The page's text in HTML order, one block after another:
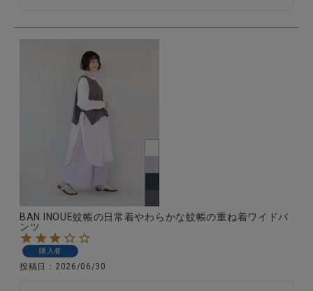
BAN INOUE蚊帳の日常着やわらかな蚊帳の重ね着ワイドパ
ンツ
購入者
投稿日 2026/06/30